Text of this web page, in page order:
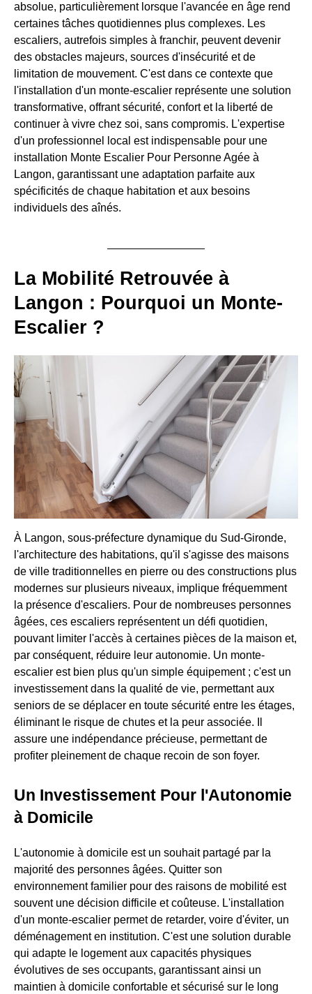
absolue, particulièrement lorsque l'avancée en âge rend
certaines tâches quotidiennes plus complexes. Les
escaliers, autrefois simples à franchir, peuvent devenir
des obstacles majeurs, sources d'insécurité et de
limitation de mouvement. C'est dans ce contexte que
l'installation d'un monte-escalier représente une solution
transformative, offrant sécurité, confort et la liberté de
continuer à vivre chez soi, sans compromis. L'expertise
d'un professionnel local est indispensable pour une
installation Monte Escalier Pour Personne Agée à
Langon, garantissant une adaptation parfaite aux
spécificités de chaque habitation et aux besoins
individuels des aînés.
La Mobilité Retrouvée à
Langon : Pourquoi un Monte-
Escalier ?
À Langon, sous-préfecture dynamique du Sud-Gironde,
l'architecture des habitations, qu'il s'agisse des maisons
de ville traditionnelles en pierre ou des constructions plus
modernes sur plusieurs niveaux, implique fréquemment
la présence d'escaliers. Pour de nombreuses personnes
âgées, ces escaliers représentent un défi quotidien,
pouvant limiter l'accès à certaines pièces de la maison et,
par conséquent, réduire leur autonomie. Un monte-
escalier est bien plus qu'un simple équipement ; c'est un
investissement dans la qualité de vie, permettant aux
seniors de se déplacer en toute sécurité entre les étages,
éliminant le risque de chutes et la peur associée. Il
assure une indépendance précieuse, permettant de
profiter pleinement de chaque recoin de son foyer.
Un Investissement Pour l'Autonomie
à Domicile
L'autonomie à domicile est un souhait partagé par la
majorité des personnes âgées. Quitter son
environnement familier pour des raisons de mobilité est
souvent une décision difficile et coûteuse. L'installation
d'un monte-escalier permet de retarder, voire d'éviter, un
déménagement en institution. C'est une solution durable
qui adapte le logement aux capacités physiques
évolutives de ses occupants, garantissant ainsi un
maintien à domicile confortable et sécurisé sur le long